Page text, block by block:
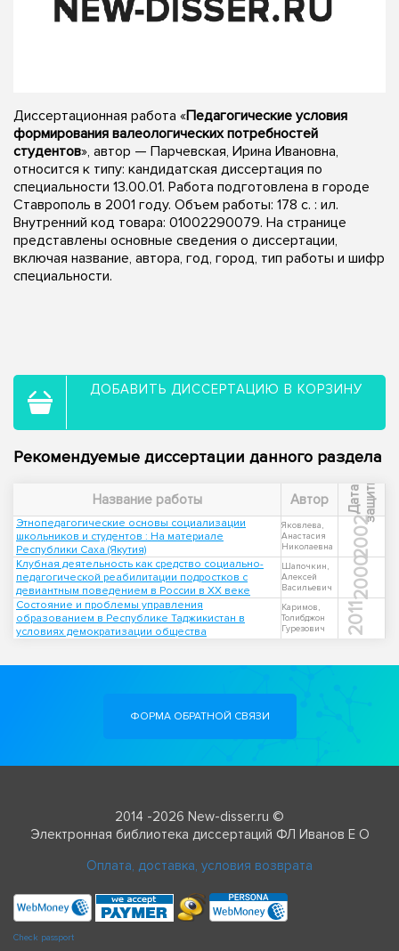
Диссертационная работа «Педагогические условия
формирования валеологических потребностей
студентов», автор — Парчевская, Ирина Ивановна,
относится к типу: кандидатская диссертация по
специальности 13.00.01. Работа подготовлена в городе
Ставрополь в 2001 году. Объем работы: 178 с. : ил.
Внутренний код товара: 01002290079. На странице
представлены основные сведения о диссертации,
включая название, автора, год, город, тип работы и шифр
специальности.
ДОБАВИТЬ ДИССЕРТАЦИЮ В КОРЗИНУ
Рекомендуемые диссертации данного раздела
Название работы Автор Д
а
т
а
з
а
щ
и
т ы
Этнопедагогические основы социализации
школьников и студентов : На материале
Республики Саха (Якутия)
Яковлева,
Анастасия
Николаевна
2002
Клубная деятельность как средство социально-
педагогической реабилитации подростков с
девиантным поведением в России в XX веке
Шапочкин,
Алексей
Васильевич
2000
Состояние и проблемы управления
образованием в Республике Таджикистан в
условиях демократизации общества
Каримов,
Толибджон
Гурезович
2011
ФОРМА ОБРАТНОЙ СВЯЗИ
2014 -2026 New-disser.ru ©
Электронная библиотека диссертаций ФЛ Иванов Е О
Оплата, доставка, условия возврата
Check passport